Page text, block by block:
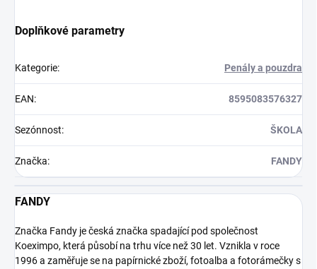
Doplňkové parametry
Kategorie: Penály a pouzdra
EAN: 8595083576327
Sezónnost: ŠKOLA
Značka: FANDY
FANDY
Značka Fandy je česká značka spadající pod společnost
Koeximpo, která působí na trhu více než 30 let. Vznikla v roce
1996 a zaměřuje se na papírnické zboží, fotoalba a fotorámečky s